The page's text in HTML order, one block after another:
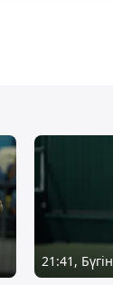
21:41, Бүгін